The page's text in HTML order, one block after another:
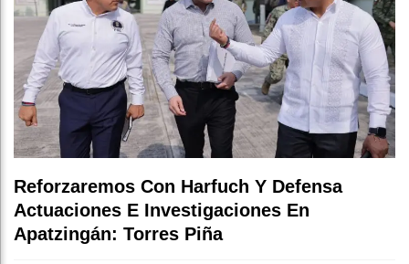
Reforzaremos Con Harfuch Y Defensa
Actuaciones E Investigaciones En
Apatzingán: Torres Piña